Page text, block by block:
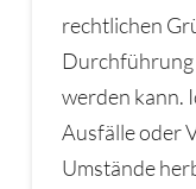
rechtlichen
Durchführung
werden kann.
Ausfälle oder
Umstände